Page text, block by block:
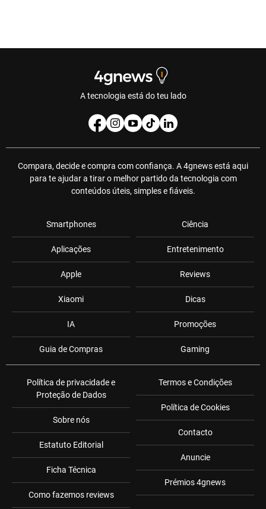
A tecnologia está do teu lado
Compara, decide e compra com confiança. A 4gnews está aqui
para te ajudar a tirar o melhor partido da tecnologia com
conteúdos úteis, simples e fiáveis.
Smartphones
Aplicações
Apple
Xiaomi
IA
Guia de Compras
Ciência
Entretenimento
Reviews
Dicas
Promoções
Gaming
Política de privacidade e
Proteção de Dados
Sobre nós
Estatuto Editorial
Ficha Técnica
Como fazemos reviews
Termos e Condições
Política de Cookies
Contacto
Anuncie
Prémios 4gnews